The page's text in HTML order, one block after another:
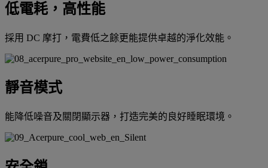
低電耗，高性能
採用 DC 摩打，電費低之餘更能提供卓越的淨化效能。
靜音模式
能降低噪音及關閉顯示器，打造完美的良好睡眠環境。